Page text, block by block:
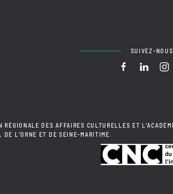
SUIVEZ-
DES AFFAIRES CULTURELLES ET
DE L'ORNE ET DE SEINE-MARITIME.